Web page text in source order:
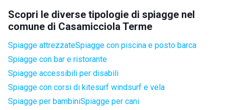
Scopri le diverse tipologie di spiagge nel
comune di Casamicciola Terme
Spiagge attrezzateSpiagge con piscina e posto barca
Spiagge con bar e ristorante
Spiagge accessibili per disabili
Spiagge con corsi di kitesurf windsurf e vela
Spiagge per bambiniSpiagge per cani